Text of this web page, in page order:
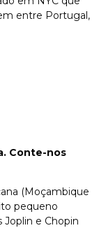
entre Portugal,
Conte-nos
(Moçambique
pequeno
Joplin e Chopin